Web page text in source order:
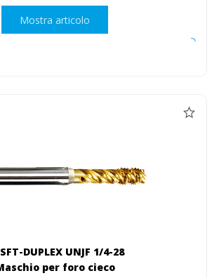
Mostra articolo
DUPLEX UNJF 1/4-28
per foro cieco